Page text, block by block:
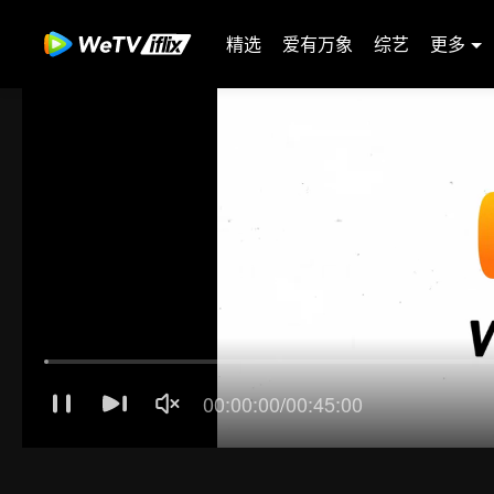
精选 爱有万象 综艺 更多